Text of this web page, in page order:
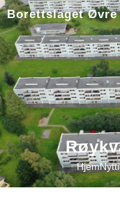
Borettslaget Øvre
Hjem